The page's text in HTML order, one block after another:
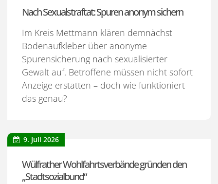
Nach Sexualstraftat: Spuren anonym sichern
Im Kreis Mettmann klären demnächst
Bodenaufkleber über anonyme
Spurensicherung nach sexualisierter
Gewalt auf. Betroffene müssen nicht sofort
Anzeige erstatten – doch wie funktioniert
das genau?
Wülfrather Wohlfahrtsverbände gründen den
„Stadtsozialbund“
9. Juli 2026